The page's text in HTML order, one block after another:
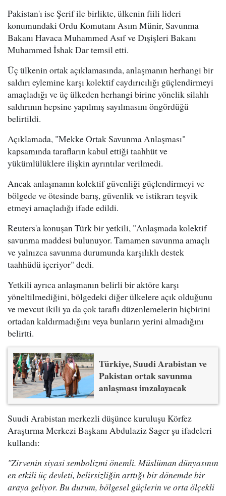
Pakistan'ı ise Şerif ile birlikte, ülkenin fiili lideri
konumundaki Ordu Komutanı Asım Münir, Savunma
Bakanı Havaca Muhammed Asıf ve Dışişleri Bakanı
Muhammed İshak Dar temsil etti.
Üç ülkenin ortak açıklamasında, anlaşmanın herhangi bir
saldırı eylemine karşı kolektif caydırıcılığı güçlendirmeyi
amaçladığı ve üç ülkeden herhangi birine yönelik silahlı
saldırının hepsine yapılmış sayılmasını öngördüğü
belirtildi.
Açıklamada, "Mekke Ortak Savunma Anlaşması"
kapsamında tarafların kabul ettiği taahhüt ve
yükümlülüklere ilişkin ayrıntılar verilmedi.
Ancak anlaşmanın kolektif güvenliği güçlendirmeyi ve
bölgede ve ötesinde barış, güvenlik ve istikrarı teşvik
etmeyi amaçladığı ifade edildi.
Reuters'a konuşan Türk bir yetkili, "Anlaşmada kolektif
savunma maddesi bulunuyor. Tamamen savunma amaçlı
ve yalnızca savunma durumunda karşılıklı destek
taahhüdü içeriyor" dedi.
Yetkili ayrıca anlaşmanın belirli bir aktöre karşı
yöneltilmediğini, bölgedeki diğer ülkelere açık olduğunu
ve mevcut ikili ya da çok taraflı düzenlemelerin hiçbirini
ortadan kaldırmadığını veya bunların yerini almadığını
belirtti.
Türkiye, Suudi Arabistan ve
Pakistan ortak savunma
anlaşması imzalayacak
Suudi Arabistan merkezli düşünce kuruluşu Körfez
Araştırma Merkezi Başkanı Abdulaziz Sager şu ifadeleri
kullandı:
"Zirvenin siyasi sembolizmi önemli. Müslüman dünyasının
en etkili üç devleti, belirsizliğin arttığı bir dönemde bir
araya geliyor. Bu durum, bölgesel güçlerin ve orta ölçekli